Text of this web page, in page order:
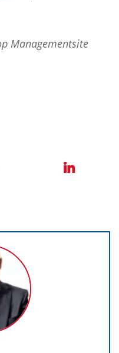
Managementsite